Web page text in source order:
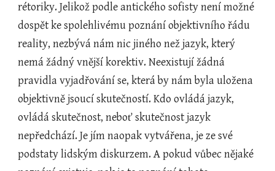
rétoriky. Jelikož podle antického sofisty není možné
dospět ke spolehlivému poznání objektivního řádu
reality, nezbývá nám nic jiného než jazyk, který
nemá žádný vnější korektiv. Neexistují žádná
pravidla vyjadřování se, která by nám byla uložena
objektivně jsoucí skutečností. Kdo ovládá jazyk,
ovládá skutečnost, neboť skutečnost jazyk
nepředchází. Je jím naopak vytvářena, je ze své
podstaty lidským diskurzem. A pokud vůbec nějaké